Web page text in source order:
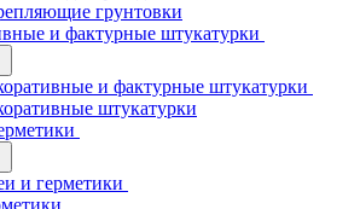
грунтовки
и фактурные штукатурки
и фактурные штукатурки
штукатурки
и герметики